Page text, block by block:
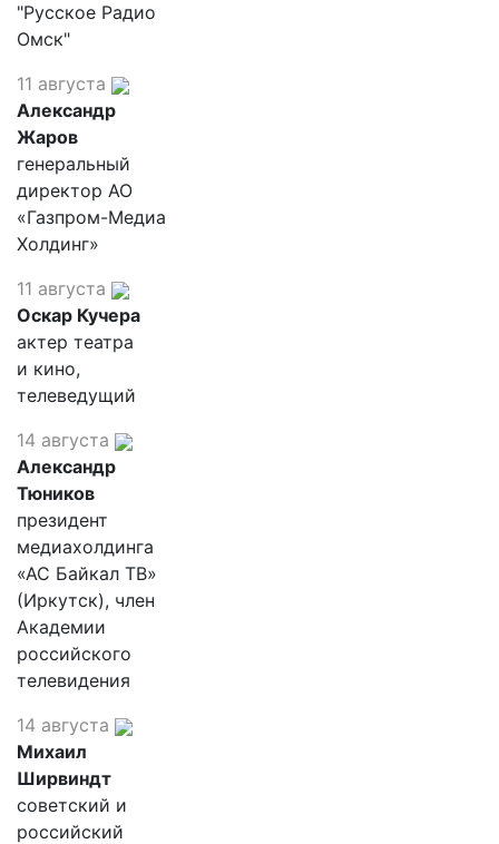
"Русское Радио
Омск"
11 августа
Александр
Жаров
генеральный
директор АО
«Газпром-Медиа
Холдинг»
11 августа
Оскар Кучера
актер театра
и кино,
телеведущий
14 августа
Александр
Тюников
президент
медиахолдинга
«АС Байкал ТВ»
(Иркутск), член
Академии
российского
телевидения
14 августа
Михаил
Ширвиндт
советский и
российский